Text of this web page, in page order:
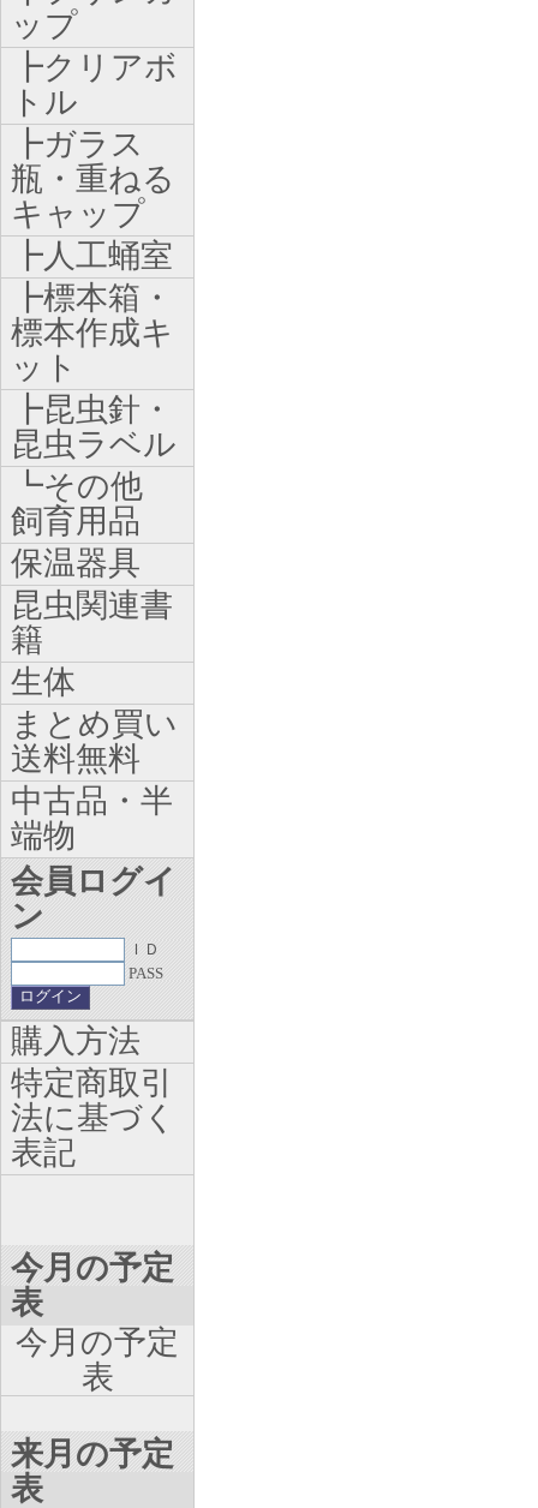
ップ
┣クリアボ
トル
┣ガラス
瓶・重ねる
キャップ
┣人工蛹室
┣標本箱・
標本作成キ
ット
┣昆虫針・
昆虫ラベル
┗その他
飼育用品
保温器具
昆虫関連書
籍
生体
まとめ買い
送料無料
中古品・半
端物
会員ログイ
ン
ＩＤ
PASS
購入方法
特定商取引
法に基づく
表記
今月の予定
表
今月の予定
表
来月の予定
表